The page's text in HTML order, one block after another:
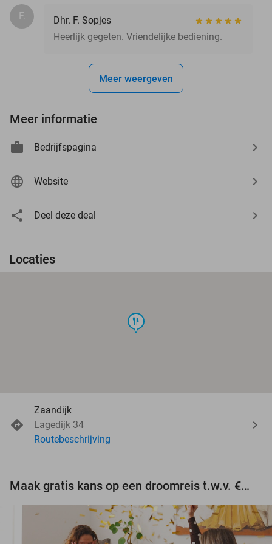
F.
Dhr. F. Sopjes
Heerlijk gegeten. Vriendelijke bediening.
Meer weergeven
Meer informatie
Bedrijfspagina
Website
Deel deze deal
Locaties
food
Zaandijk
Lagedijk 34
Routebeschrijving
Maak gratis kans op een droomreis t.w.v. €3.000!